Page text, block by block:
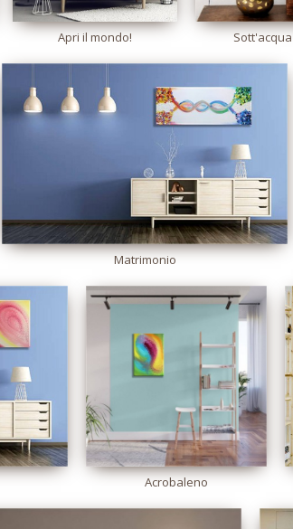
Apri il mondo! Sott'acqua
Matrimonio
Acrobaleno